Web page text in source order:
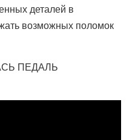
деталей в
возможных поломок
ПЕДАЛЬ